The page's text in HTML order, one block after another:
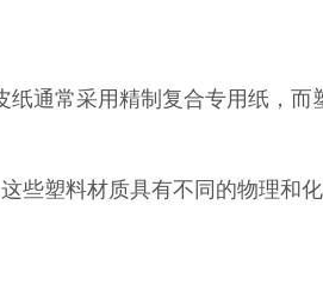
通常采用精制复合专用纸，
些塑料材质具有不同的物理和